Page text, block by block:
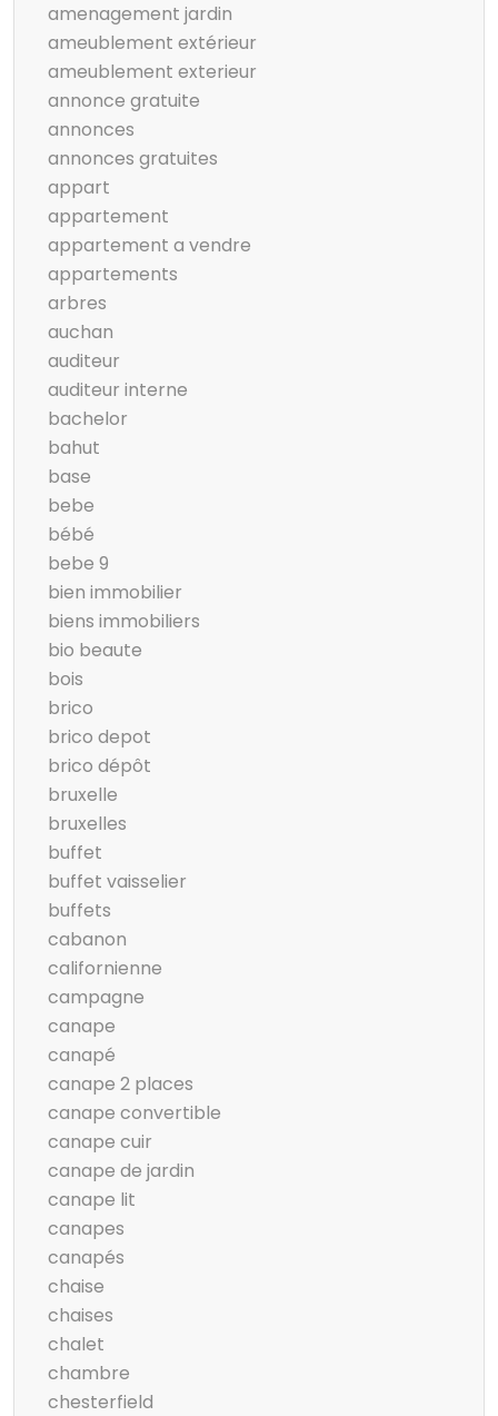
amenagement jardin
ameublement extérieur
ameublement exterieur
annonce gratuite
annonces
annonces gratuites
appart
appartement
appartement a vendre
appartements
arbres
auchan
auditeur
auditeur interne
bachelor
bahut
base
bebe
bébé
bebe 9
bien immobilier
biens immobiliers
bio beaute
bois
brico
brico depot
brico dépôt
bruxelle
bruxelles
buffet
buffet vaisselier
buffets
cabanon
californienne
campagne
canape
canapé
canape 2 places
canape convertible
canape cuir
canape de jardin
canape lit
canapes
canapés
chaise
chaises
chalet
chambre
chesterfield